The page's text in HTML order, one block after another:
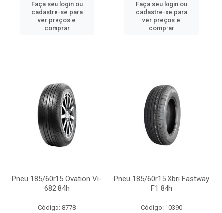
Faça seu login ou
cadastre-se para
ver preços e
comprar
Faça seu login ou
cadastre-se para
ver preços e
comprar
Pneu 185/60r15 Ovation Vi-
682 84h
Código: 8778
Pneu 185/60r15 Xbri Fastway
F1 84h
Código: 10390